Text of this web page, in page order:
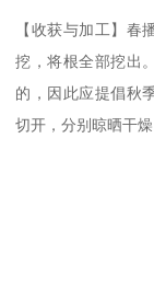
【收获与加工】春
挖，将根全部挖出
的，因此应提倡秋
切开，分别晾晒干